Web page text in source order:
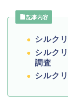
記事内容
シルク
シルク
調査
シルク